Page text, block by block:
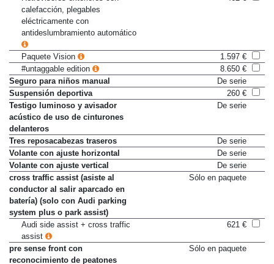
Retrovisores exteriores con
calefacción, plegables
eléctricamente con
antideslumbramiento automático
Paquete Vision
1.597 €
#untaggable edition
8.650 €
Seguro para niños manual
De serie
Suspensión deportiva
260 €
Testigo luminoso y avisador
acústico de uso de cinturones
delanteros
Tres reposacabezas traseros
De serie
Volante con ajuste horizontal
De serie
Volante con ajuste vertical
De serie
cross traffic assist (asiste al
conductor al salir aparcado en
batería) (solo con Audi parking
system plus o park assist)
Audi side assist + cross traffic
assist
pre sense front con